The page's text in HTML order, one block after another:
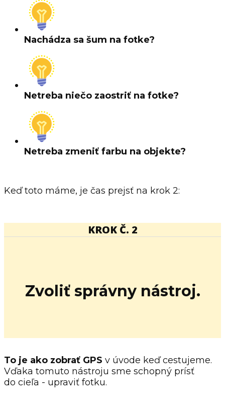
Nachádza sa šum na fotke?
Netreba niečo zaostriť na fotke?
Netreba zmeniť farbu na objekte?
Keď toto máme, je čas prejsť na krok 2:
KROK Č. 2
Zvoliť správny nástroj.
To je ako zobrať GPS v úvode keď cestujeme.
Vďaka tomuto nástroju sme schopný prísť
do cieľa - upraviť fotku.